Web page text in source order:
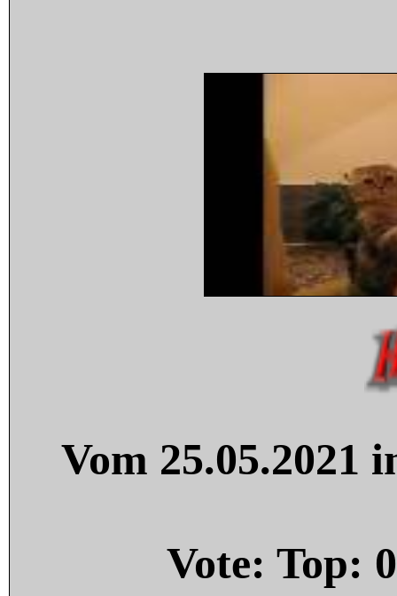
Vom 25.05.2021
Vote: Top: 0